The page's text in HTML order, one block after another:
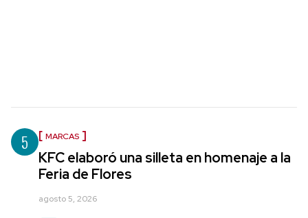
5 MARCAS
KFC elaboró una silleta en homenaje a la
Feria de Flores
agosto 5, 2026